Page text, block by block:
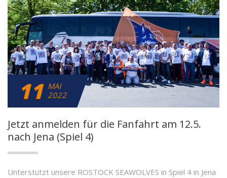
11 MAI
2022
Jetzt anmelden für die Fanfahrt am 12.5.
nach Jena (Spiel 4)
Unterstützt unsere ROSTOCK SEAWOLVES in Spiel 4 in Jena